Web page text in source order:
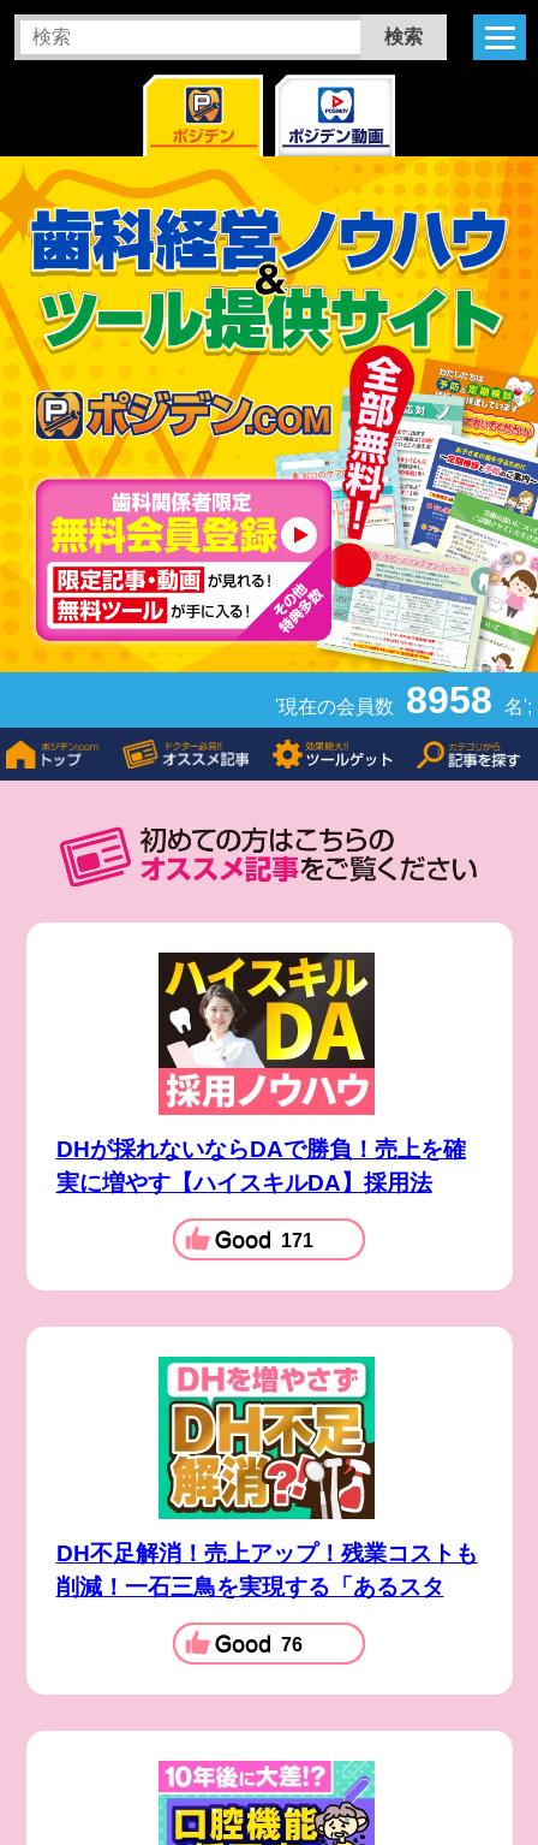
'現在の会員数 8958 名';
DHが採れないならDAで勝負！売上を確
実に増やす【ハイスキルDA】採用法
171
DH不足解消！売上アップ！残業コストも
削減！一石三鳥を実現する「あるスタ
76